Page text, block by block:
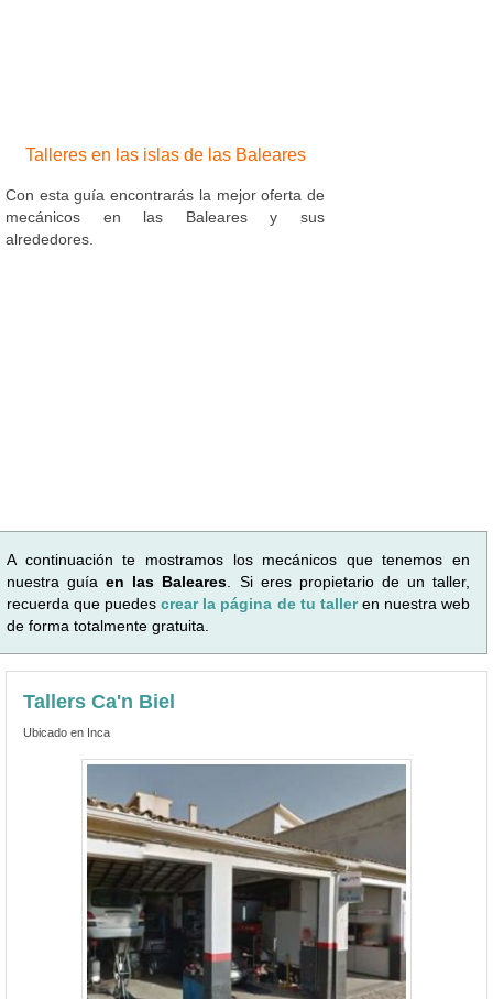
Talleres en las islas de las Baleares
Con esta guía encontrarás la mejor oferta de
mecánicos en las Baleares y sus
alrededores.
A continuación te mostramos los mecánicos que tenemos en
nuestra guíaen las Baleares . Si eres propietario de un taller,
recuerda que puedescrear la página de tu talleren nuestra web
de forma totalmente gratuita.
Tallers Ca'n Biel
Ubicado en Inca